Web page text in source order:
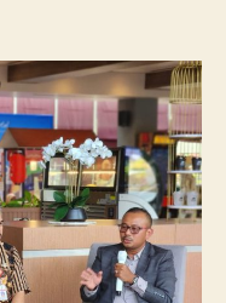
Banjir,
Alih
Fungsi
Lahan
Mijen
dan
Tugu
Ancam
Eksistensi